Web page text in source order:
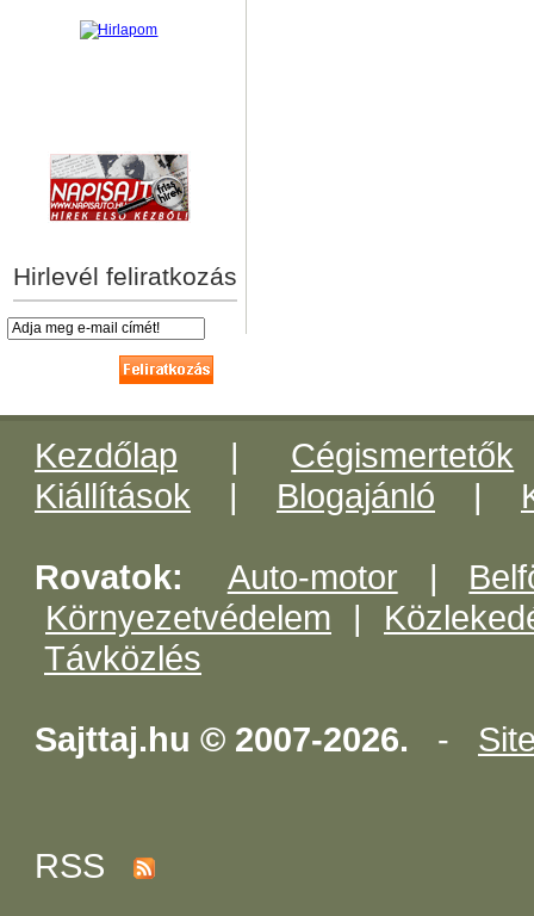
Hirlevél feliratkozás
Kezdőlap | Cégismertetők
Kiállítások | Blogajánló |
Rovatok: Auto-motor|
Környezetvédelem |
Távközlés
Sajttaj.hu © 2007-2026. -
RSS